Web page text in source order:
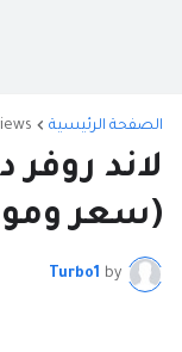
الصفحة الرئيسية
(سعر
by
Turbo1